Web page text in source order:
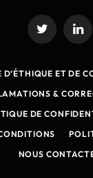
Twitter
D’ÉTHIQUE ET DE
&
DE
NOUS